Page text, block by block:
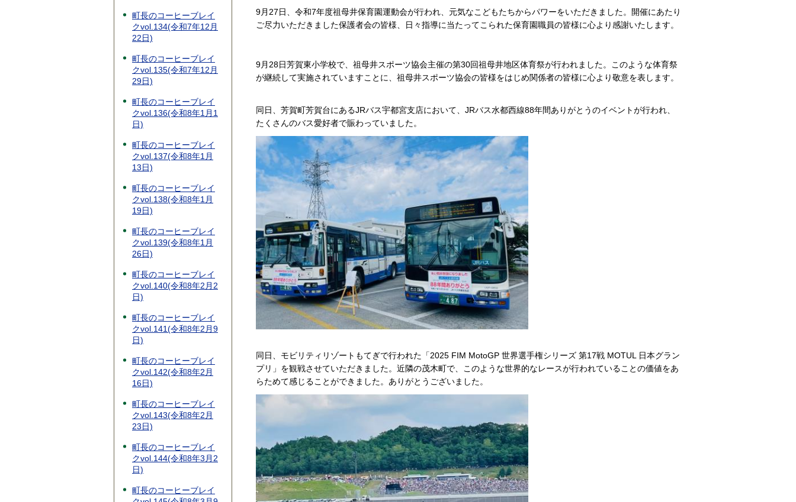
町長のコーヒーブレイ
クvol.134(令和7年12月
22日)
町長のコーヒーブレイ
クvol.135(令和7年12月
29日)
町長のコーヒーブレイ
クvol.136(令和8年1月1
日)
町長のコーヒーブレイ
クvol.137(令和8年1月
13日)
町長のコーヒーブレイ
クvol.138(令和8年1月
19日)
町長のコーヒーブレイ
クvol.139(令和8年1月
26日)
町長のコーヒーブレイ
クvol.140(令和8年2月2
日)
町長のコーヒーブレイ
クvol.141(令和8年2月9
日)
町長のコーヒーブレイ
クvol.142(令和8年2月
16日)
町長のコーヒーブレイ
クvol.143(令和8年2月
23日)
町長のコーヒーブレイ
クvol.144(令和8年3月2
日)
町長のコーヒーブレイ
9月27日、令和7年度祖母井保育園運動会が行われ、元気なこどもたちからパワーをいただきました。開催にあたり
ご尽力いただきました保護者会の皆様、日々指導に当たってこられた保育園職員の皆様に心より感謝いたします。
9月28日芳賀東小学校で、祖母井スポーツ協会主催の第30回祖母井地区体育祭が行われました。このような体育祭
が継続して実施されていますことに、祖母井スポーツ協会の皆様をはじめ関係者の皆様に心より敬意を表します。
同日、芳賀町芳賀台にあるJRバス宇都宮支店において、JRバス水都西線88年間ありがとうのイベントが行われ、
たくさんのバス愛好者で賑わっていました。
同日、モビリティリゾートもてぎで行われた「2025 FIM MotoGP 世界選手権シリーズ 第17戦 MOTUL 日本グラン
プリ」を観戦させていただきました。近隣の茂木町で、このような世界的なレースが行われていることの価値をあ
らためて感じることができました。ありがとうございました。